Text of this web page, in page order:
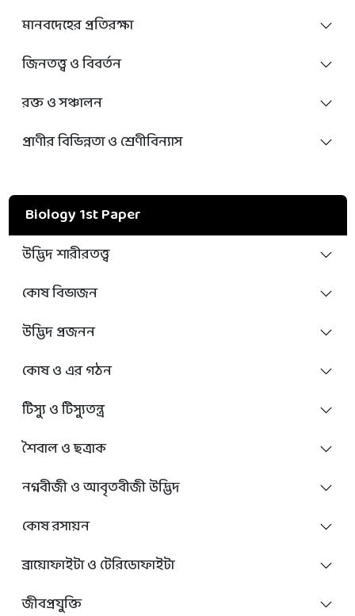
মানবদেহের প্রতিরক্ষা
জিনতত্ত্ব ও বিবর্তন
রক্ত ও সঞ্চালন
প্রাণীর বিভিন্নতা ও শ্রেণীবিন্যাস
Biology 1st Paper
উদ্ভিদ শারীরতত্ত্ব
কোষ বিভাজন
উদ্ভিদ প্রজনন
কোষ ও এর গঠন
টিস্যু ও টিস্যুতন্ত্র
শৈবাল ও ছত্রাক
নগ্নবীজী ও আবৃতবীজী উদ্ভিদ
কোষ রসায়ন
ব্রায়োফাইটা ও টেরিডোফাইটা
জীবপ্রযুক্তি